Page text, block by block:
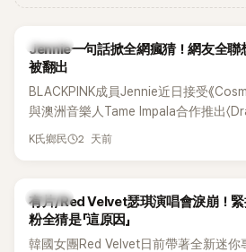
K-POP
Jennie一句話掀全網瘋猜！網友全
被翻出
BLACKPINK成員Jennie近日接受《
與澳洲音樂人Tame Impala合作推出〈
Remix）〉的幕後故事，沒想到她一句關
K氏鄉民 2 天前
K-POP
有片/Red Velvet瑟琪演唱會淚崩！
粉全猜是「這原因」
韓國女團Red Velvet日前帶著全新迷你